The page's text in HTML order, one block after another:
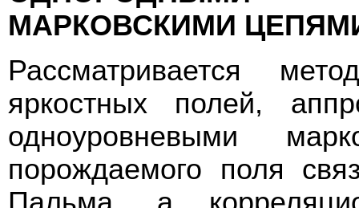
МАРКОВСКИМИ
Рассматривается
яркостных полей,
одноуровневыми
порождаемого поля